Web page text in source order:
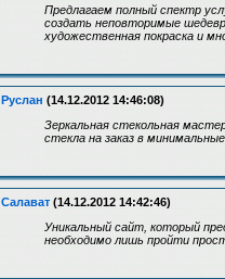
Предлагаем полный спектр
создать неповторимые
художественная покраска и
Руслан (14.12.2012 14:46:08)
Зеркальная стекольная
стекла на заказ в
Салават (14.12.2012 14:42:46)
Уникальный сайт, который
необходимо лишь пройти